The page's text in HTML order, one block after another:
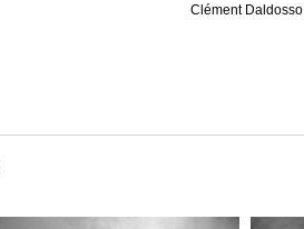
Clément Daldosso